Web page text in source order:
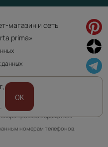
магазин и сеть
prima»
данных
публичной офертой
характер.
просьба обращаться
номерам телефонов.
OK